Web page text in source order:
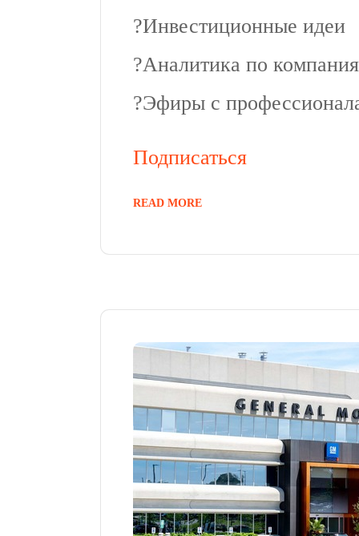
?️Инвестиционные идеи
?️Аналитика по
?️Эфиры с
Подписаться
READ MORE